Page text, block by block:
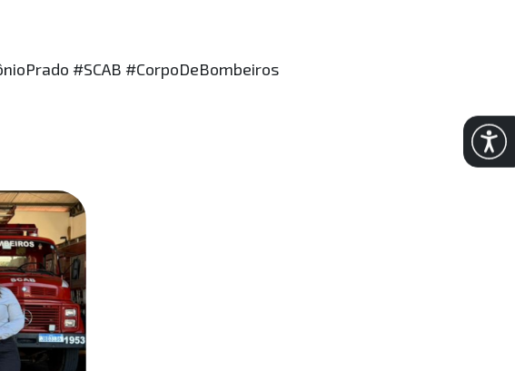
Abrir
#SCAB #CorpoDeBombeiros